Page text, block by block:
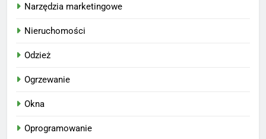
Narzędzia marketingowe
Nieruchomości
Odzież
Ogrzewanie
Okna
Oprogramowanie